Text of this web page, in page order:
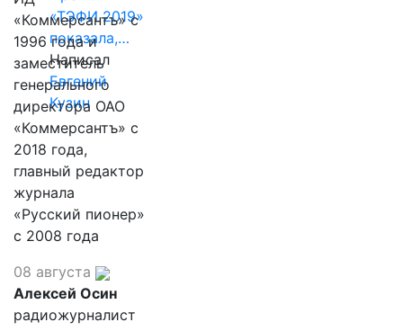
«ТЭФИ 2019»
показала,…
Написал
Евгений
Кузин
«Коммерсантъ» с
1996 года и
заместитель
генерального
директора ОАО
«Коммерсантъ» с
2018 года,
главный редактор
журнала
«Русский пионер»
с 2008 года
08 августа
Алексей Осин
радиожурналист